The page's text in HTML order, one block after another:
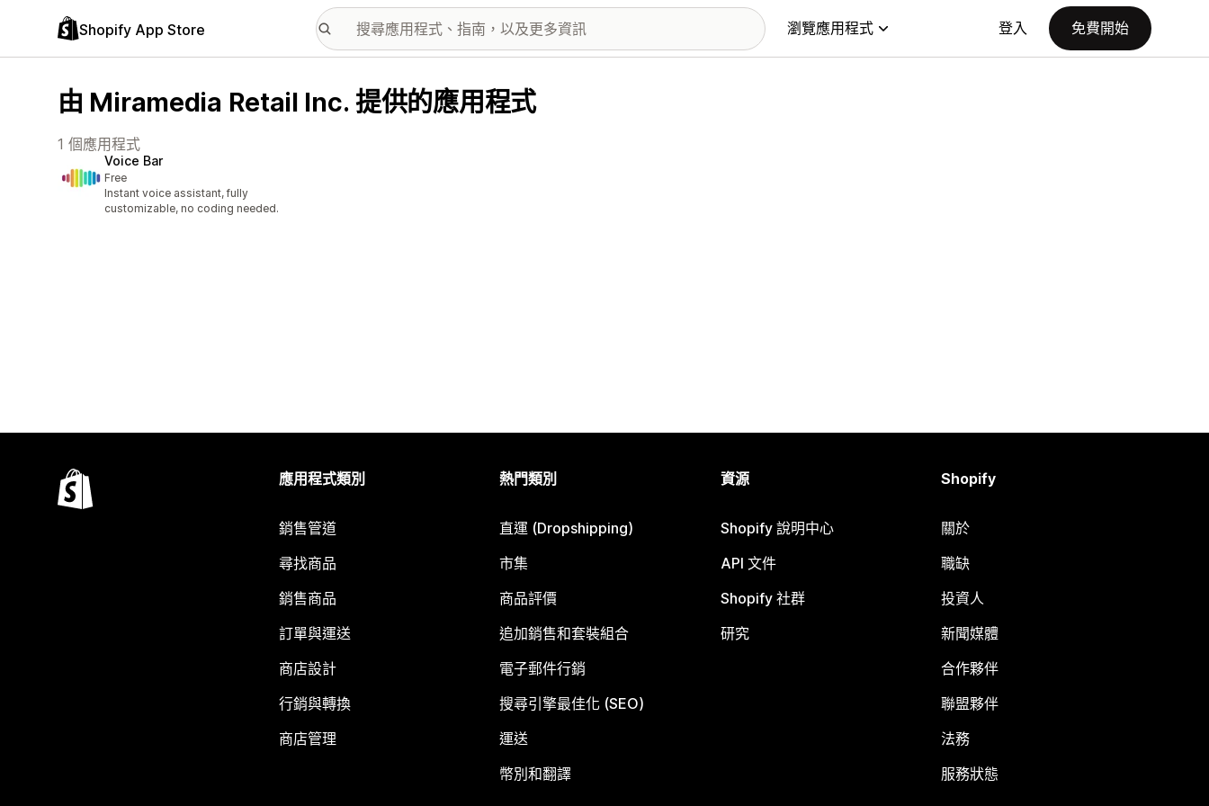
Shopify App Store 瀏覽應用程式 登入 免費開始
由 Miramedia Retail Inc. 提供的應用程式
1 個應用程式
Voice Bar
Free
Instant voice assistant, fully
customizable, no coding needed.
應用程式類別
銷售管道
尋找商品
銷售商品
訂單與運送
商店設計
行銷與轉換
商店管理
熱門類別
直運 (Dropshipping)
市集
商品評價
追加銷售和套裝組合
電子郵件行銷
搜尋引擎最佳化 (SEO)
運送
幣別和翻譯
資源
Shopify 說明中心
API 文件
Shopify 社群
研究
Shopify
關於
職缺
投資人
新聞媒體
合作夥伴
聯盟夥伴
法務
服務狀態